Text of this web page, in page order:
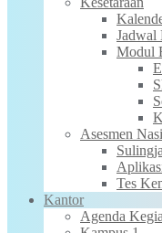
Jadwal
Modul
Asesmen
Tes
Kantor
Agenda